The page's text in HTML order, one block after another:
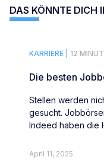
DAS KÖNNTE DICH
KARRIERE | 12
Die besten
Stellen werden
gesucht.
Indeed haben die
April 11, 2025